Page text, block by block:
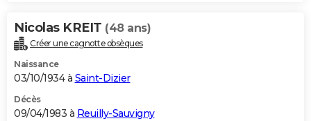
Nicolas KREIT (48 ans)
Créer une cagnotte obsèques
Naissance
03/10/1934 à Saint-Dizier
Décès
09/04/1983 à Reuilly-Sauvigny